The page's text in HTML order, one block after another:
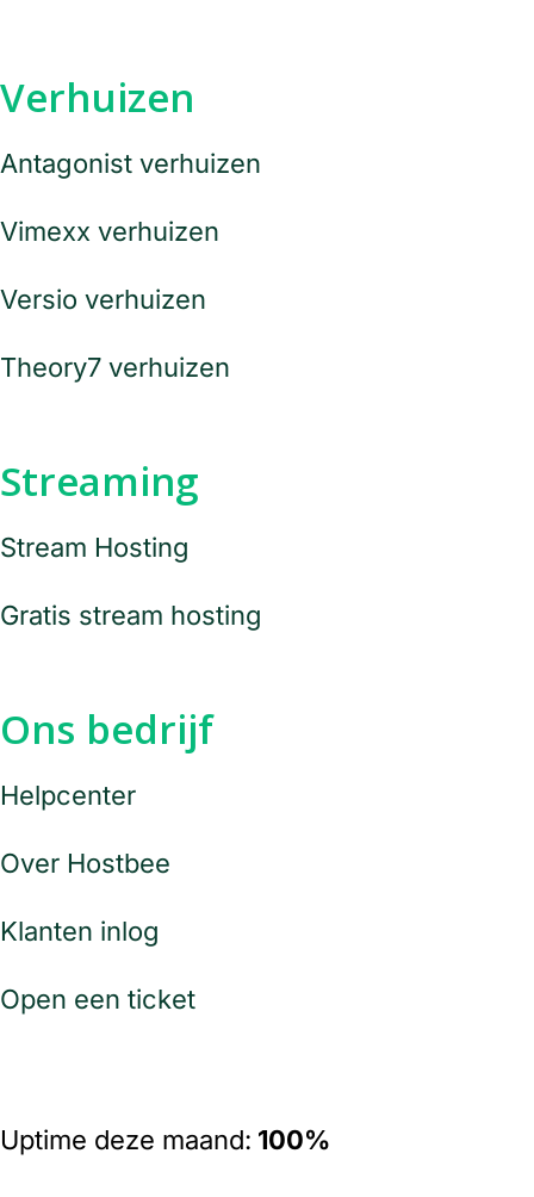
Verhuizen
Antagonist verhuizen
Vimexx verhuizen
Versio verhuizen
Theory7 verhuizen
Streaming
Stream Hosting
Gratis stream hosting
Ons bedrijf
Helpcenter
Over Hostbee
Klanten inlog
Open een ticket
Uptime deze maand: 100%